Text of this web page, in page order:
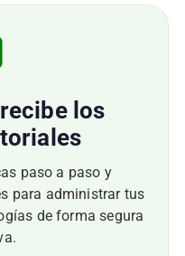
los
paso a paso y
para administrar tus
de forma segura